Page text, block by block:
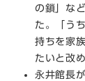
の鎖」な
た。「う
持ちを家
たいと改
永井館長